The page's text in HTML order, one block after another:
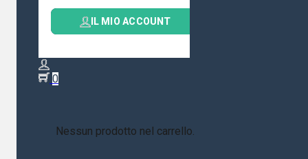
IL MIO ACCOUNT
0
Nessun prodotto nel carrello.